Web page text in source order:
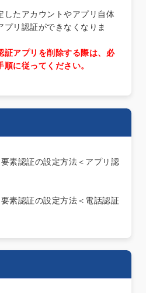
したアカウントやアプリ自体
プリ認証ができなくなりま
証アプリを削除する際は、必
に従ってください。
素認証の設定方法＜アプリ認
素認証の設定方法＜電話認証